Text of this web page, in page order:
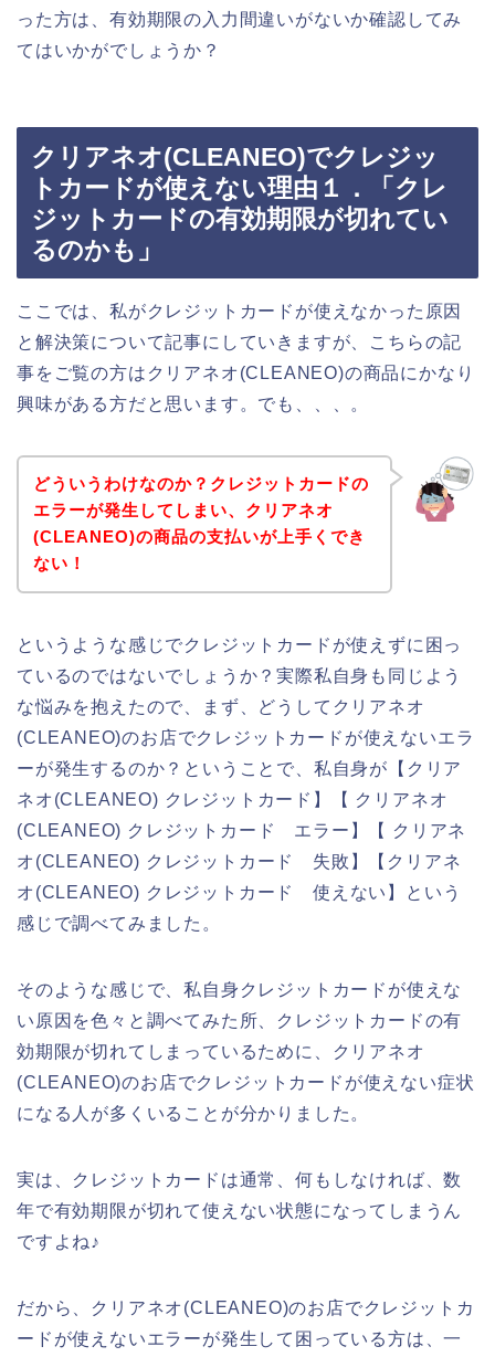
った方は、有効期限の入力間違いがないか確認してみ
てはいかがでしょうか？
クリアネオ(CLEANEO)でクレジッ
トカードが使えない理由１．「クレ
ジットカードの有効期限が切れてい
るのかも」
ここでは、私がクレジットカードが使えなかった原因
と解決策について記事にしていきますが、こちらの記
事をご覧の方はクリアネオ(CLEANEO)の商品にかなり
興味がある方だと思います。でも、、、。
どういうわけなのか？クレジットカードの
エラーが発生してしまい、クリアネオ
(CLEANEO)の商品の支払いが上手くでき
ない！
というような感じでクレジットカードが使えずに困っ
ているのではないでしょうか？実際私自身も同じよう
な悩みを抱えたので、まず、どうしてクリアネオ
(CLEANEO)のお店でクレジットカードが使えないエラ
ーが発生するのか？ということで、私自身が【クリア
ネオ(CLEANEO) クレジットカード】【 クリアネオ
(CLEANEO) クレジットカード エラー】【 クリアネ
オ(CLEANEO) クレジットカード 失敗】【クリアネ
オ(CLEANEO) クレジットカード 使えない】という
感じで調べてみました。
そのような感じで、私自身クレジットカードが使えな
い原因を色々と調べてみた所、クレジットカードの有
効期限が切れてしまっているために、クリアネオ
(CLEANEO)のお店でクレジットカードが使えない症状
になる人が多くいることが分かりました。
実は、クレジットカードは通常、何もしなければ、数
年で有効期限が切れて使えない状態になってしまうん
ですよね♪
だから、クリアネオ(CLEANEO)のお店でクレジットカ
ードが使えないエラーが発生して困っている方は、一